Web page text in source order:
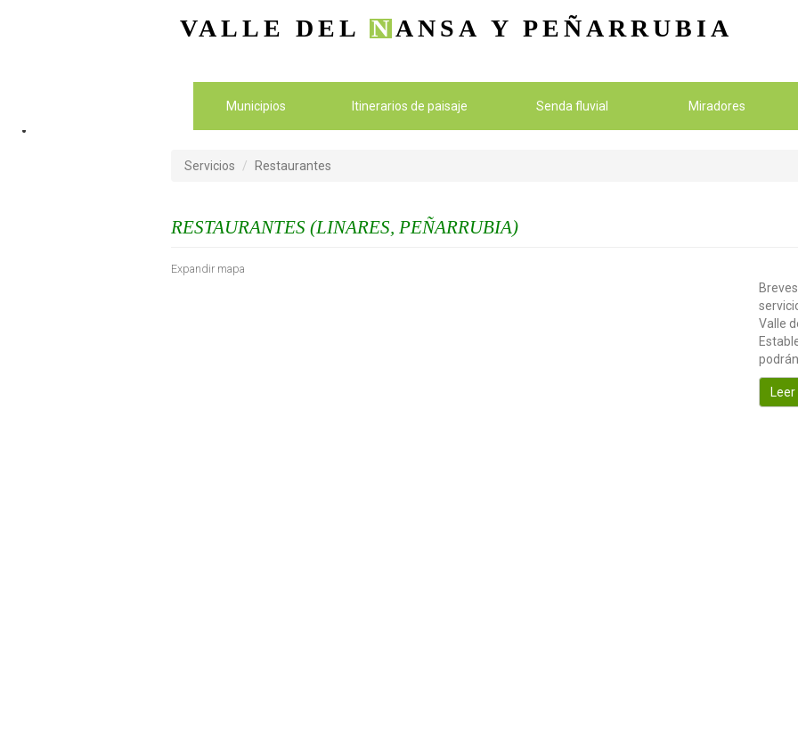
VALLE DEL NANSA Y PEÑARRUBIA
Municipios Itinerarios de paisaje Senda fluvial Miradores
Servicios Restaurantes
RESTAURANTES (LINARES, PEÑARRUBIA)
Expandir mapa
Valle